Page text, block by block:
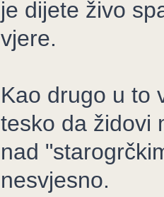
je dijete živo
vjere.
Kao drugo u to
tesko da židovi
nad
nesvjesno.